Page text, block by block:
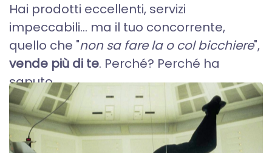
Hai prodotti eccellenti, servizi
impeccabili… ma il tuo concorrente,
quello che "non sa fare la o col bicchiere",
vende più di te. Perché? Perché ha
saputo...
SCOPRI DI PIÙ